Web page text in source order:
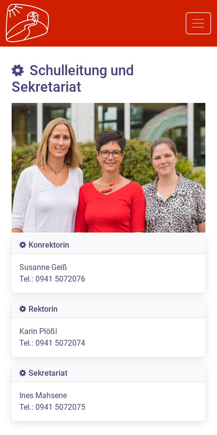
Schulleitung und
Sekretariat
Konrektorin
Susanne Geiß
Tel.: 0941 5072076
Rektorin
Karin Plößl
Tel.: 0941 5072074
Sekretariat
Ines Mahsene
Tel.: 0941 5072075